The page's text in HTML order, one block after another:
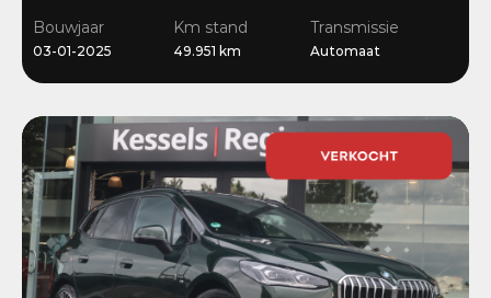
El.klep | 18”
Bouwjaar
03-01-2025
Km stand
49.951 km
Transmissie
Automaat